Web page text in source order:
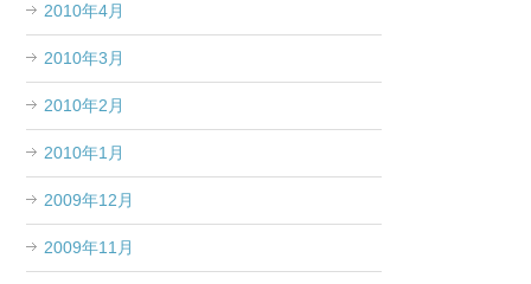
2010年4月
2010年3月
2010年2月
2010年1月
2009年12月
2009年11月